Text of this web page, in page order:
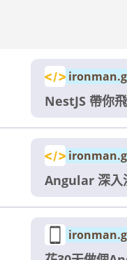
NestJS 帶你飛
Angular 深入